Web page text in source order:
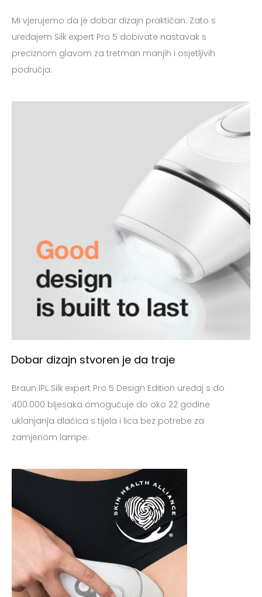
Početna
Stoljeće dobrog dizajna
Proizvodi za nju
Proizvodi za njega
Mi vjerujemo da je dobar dizajn praktičan. Zato s
uređajem Silk·expert Pro 5 dobivate nastavak s
preciznom glavom za tretman manjih i osjetljivih
područja.
Dobar dizajn stvoren je da traje
Braun IPL Silk·expert Pro 5 Design Edition uređaj s do
400.000 bljesaka omogućuje do oko 22 godine
uklanjanja dlačica s tijela i lica bez potrebe za
zamjenom lampe.